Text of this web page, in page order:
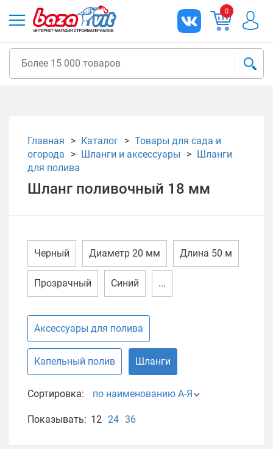
0
Главная Каталог
Товары для сада и
огорода
Шланги и аксессуары
Шланги
для полива
Шланг поливочный 18 мм
Черный Диаметр 20 мм Длина 50 м
Прозрачный Синий ...
Аксессуары для полива
Капельный полив Шланги
Сортировка: по наименованию А-Я
Показывать: 12 24 36